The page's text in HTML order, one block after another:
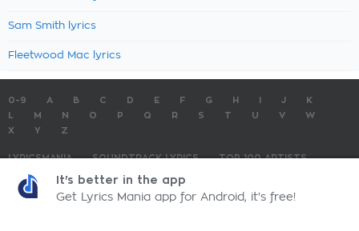
Sam Smith lyrics
Fleetwood Mac lyrics
0-9 A B C D E F G H J
K
M N O P Q R S T U V
W
X
Y Z
LYRICSMANIA SOUNDTRACK LYRICS
TOP 100 ARTISTS
TOP 100 LYRICS
LyricsMania.com - Copyright © 2026 - All Rights ReservedPrivacy Policy
It's better in the app
Get Lyrics Mania app for Android, it's free!